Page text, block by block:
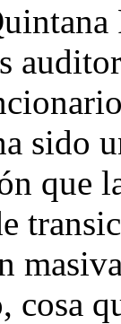
sido
que
cosa